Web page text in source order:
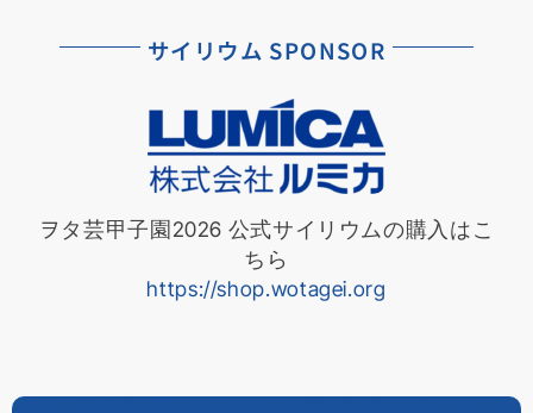
サイリウム SPONSOR
ヲタ芸甲子園2026 公式サイリウムの購入はこ
ちら
https://shop.wotagei.org